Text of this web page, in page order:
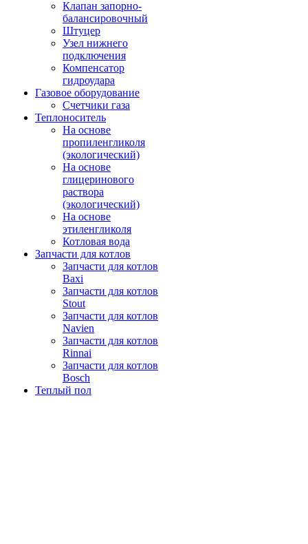
Клапан запорно-
балансировочный
Штуцер
Узел нижнего
подключения
Компенсатор
гидроудара
Газовое оборудование
Счетчики газа
Теплоноситель
На основе
пропиленгликоля
(экологический)
На основе
глицеринового
раствора
(экологический)
На основе
этиленгликоля
Котловая вода
Запчасти для котлов
Запчасти для котлов
Baxi
Запчасти для котлов
Stout
Запчасти для котлов
Navien
Запчасти для котлов
Rinnai
Запчасти для котлов
Bosch
Теплый пол